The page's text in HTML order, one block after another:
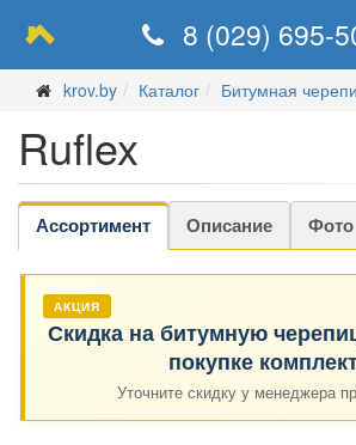
8 (029) 695-
krov.by Каталог Битумная
Ruflex
Ассортимент Описание Фото
АКЦИЯ
Скидка на битумную
покупке
Уточните скидку у менеджера